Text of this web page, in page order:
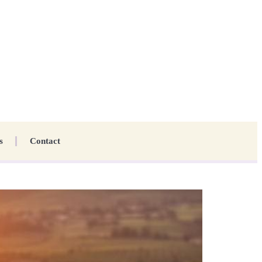
Contact